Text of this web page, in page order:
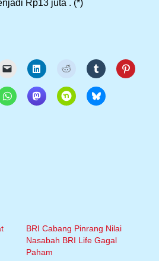
Rp13 juta . (*)
BRI Cabang Pinrang Nilai
Nasabah BRI Life Gagal
Paham